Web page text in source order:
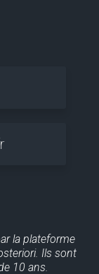
la plateforme
Ils sont
10 ans.